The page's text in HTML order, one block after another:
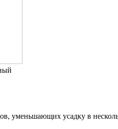
уменьшающих усадку в